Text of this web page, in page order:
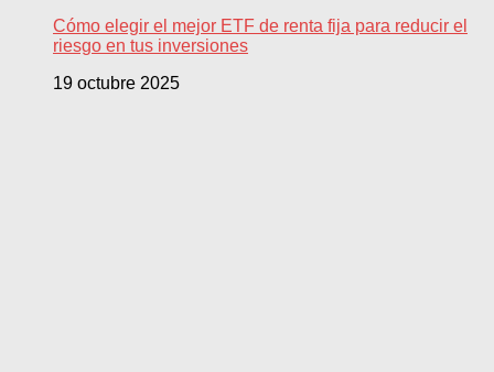
Cómo elegir el mejor ETF de renta fija para reducir el
riesgo en tus inversiones
19 octubre 2025